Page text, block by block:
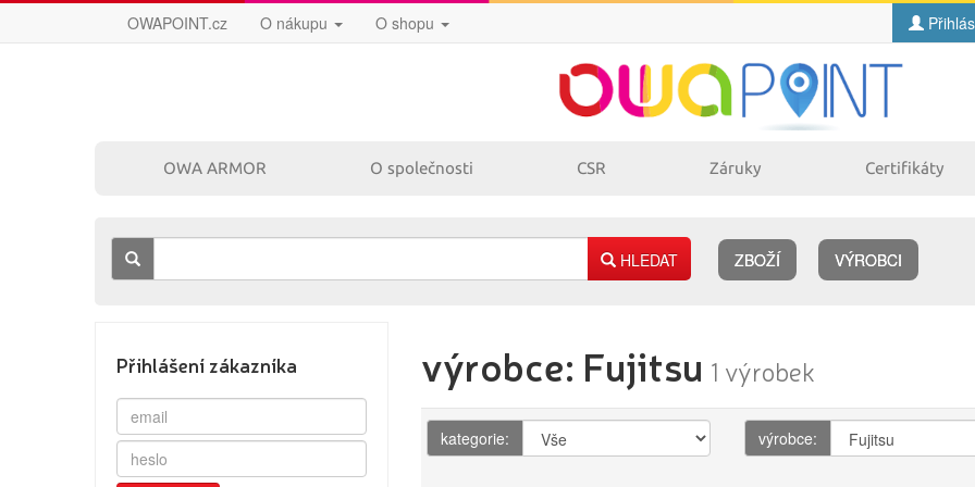
OWAPOINT.cz O nákupu O shopu
OWA ARMOR O společnosti CSR Záruky Certifikáty
HLEDAT ZBOŽÍ VÝROBCI
Přihlášení zákazníka
pro laserové
tiskárny
tiskárny
pro inkoustové
pro kopírovací
stroje
výrobce: Fujitsu 1 výrobek
kategorie: výrobce: